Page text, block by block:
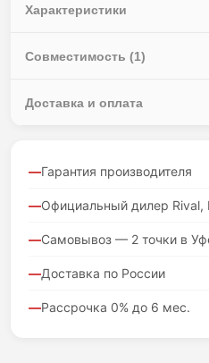
Характеристики
Совместимость (1)
Доставка и оплата
Гарантия производителя
Официальный дилер
Самовывоз — 2 точки в
Доставка по России
Рассрочка 0% до 6 мес.